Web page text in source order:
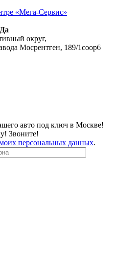
округ,
Мосрентген, 189/1соор6
авто под ключ в Москве!
Звоните!
персональных данных.